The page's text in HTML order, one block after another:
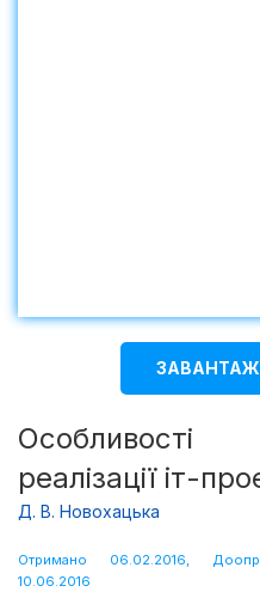
реалізації iт-
Д. В. Новохацька
Отримано 06.02.2016,
10.06.2016